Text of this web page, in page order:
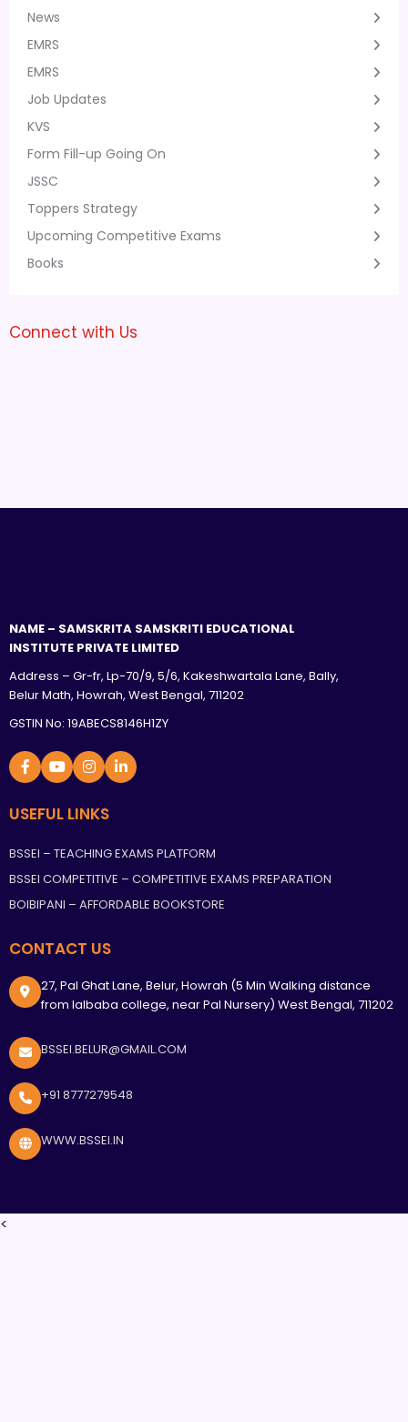
News
EMRS
EMRS
Job Updates
KVS
Form Fill-up Going On
JSSC
Toppers Strategy
Upcoming Competitive Exams
Books
Connect with Us
NAME – SAMSKRITA SAMSKRITI EDUCATIONAL
INSTITUTE PRIVATE LIMITED
Address – Gr-fr, Lp-70/9, 5/6, Kakeshwartala Lane, Bally,
Belur Math, Howrah, West Bengal, 711202
GSTIN No: 19ABECS8146H1ZY
USEFUL LINKS
BSSEI – TEACHING EXAMS PLATFORM
BSSEI COMPETITIVE – COMPETITIVE EXAMS PREPARATION
BOIBIPANI – AFFORDABLE BOOKSTORE
CONTACT US
27, Pal Ghat Lane, Belur, Howrah (5 Min Walking distance
from lalbaba college, near Pal Nursery) West Bengal, 711202
BSSEI.BELUR@GMAIL.COM
+91 8777279548
WWW.BSSEI.IN
<